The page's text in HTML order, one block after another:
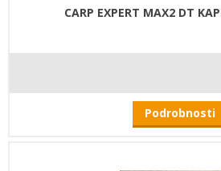
CARP EXPERT MAX2 DT
Podrobnosti